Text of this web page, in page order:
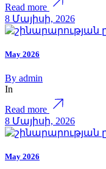
Read more
8 Մայիսի, 2026
May 2026
By admin
In
Read more
8 Մայիսի, 2026
May 2026